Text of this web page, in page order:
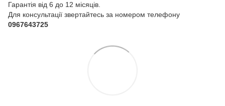
Гарантія від 6 до 12 місяців.
Для консультації звертайтесь за номером телефону
0967643725